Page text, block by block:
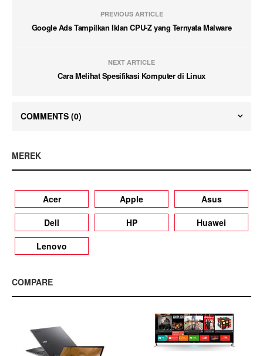
PREVIOUS ARTICLE
Google Ads Tampilkan Iklan CPU-Z yang Ternyata Malware
NEXT ARTICLE
Cara Melihat Spesifikasi Komputer di Linux
COMMENTS (0)
MEREK
Acer Apple
Asus
Dell
HP
Huawei
Lenovo
COMPARE